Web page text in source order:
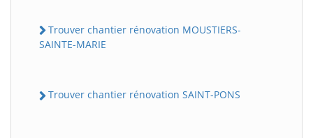
Trouver chantier rénovation MOUSTIERS-
SAINTE-MARIE
Trouver chantier rénovation SAINT-PONS